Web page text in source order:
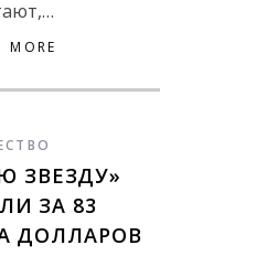
MORE
ЗВЕЗДУ»
ЗА 83
ДОЛЛАРОВ